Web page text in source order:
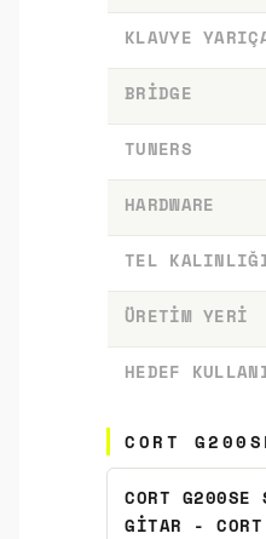
KLAVYE
BRIDGE
TUNERS
HARDWARE
TEL
ÜRETIM YERI
HEDEF
CORT
CORT G200SE
GITAR -